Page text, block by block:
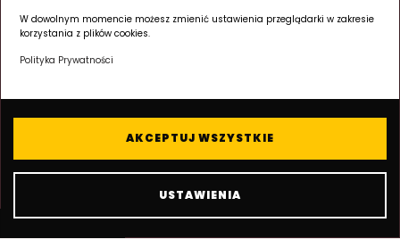
W dowolnym momencie możesz zmienić ustawienia przeglądarki w zakresie
korzystania z plików cookies.
Polityka Prywatności
USTAWIENIA
AKCEPTUJ WSZYSTKIE
Polityka cookies
Lokalizacja
Deweloper
Kronika budowy
© 2026 Duda Development · Epika Jeżyce Polityka prywatności / RODO